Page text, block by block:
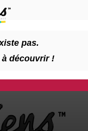
pas.
à découvrir !